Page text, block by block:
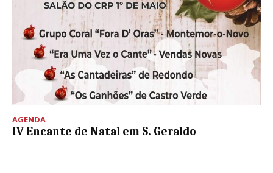
AGENDA
IV Encante de Natal em S. Geraldo